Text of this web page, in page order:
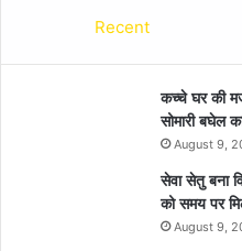
Recent
कच्चे घर की
सोमारी बघेल
August 9,
सेवा सेतु बना
को समय पर
August 9,